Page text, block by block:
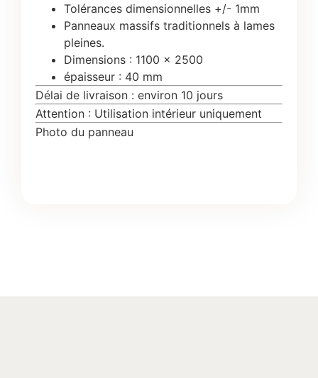
Tolérances dimensionnelles +/- 1mm
Panneaux massifs traditionnels à lames
pleines.
Dimensions : 1100 x 2500
épaisseur : 40 mm
Délai de livraison : environ 10 jours
Attention : Utilisation intérieur uniquement
Photo du panneau